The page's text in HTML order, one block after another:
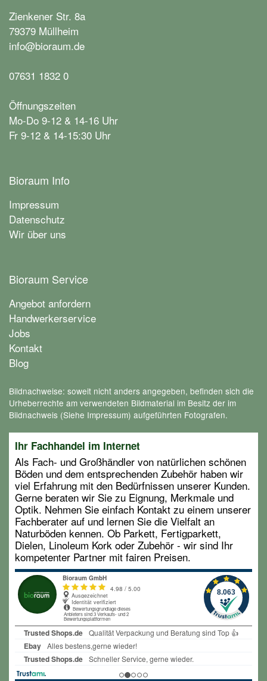
Zienkener Str. 8a
79379 Müllheim
info@bioraum.de
07631 1832 0
Öffnungszeiten
Mo-Do 9-12 & 14-16 Uhr
Fr 9-12 & 14-15:30 Uhr
Bioraum Info
Impressum
Datenschutz
Wir über uns
Bioraum Service
Angebot anfordern
Handwerkerservice
Jobs
Kontakt
Blog
Bildnachweise: soweit nicht anders angegeben, befinden sich die
Urheberrechte am verwendeten Bildmaterial im Besitz der im
Bildnachweis (Siehe Impressum) aufgeführten Fotografen.
Ihr Fachhandel im Internet
Als Fach- und Großhändler von natürlichen schönen
Böden und dem entsprechenden Zubehör haben wir
viel Erfahrung mit den Bedürfnissen unserer Kunden.
Gerne beraten wir Sie zu Eignung, Merkmale und
Optik. Nehmen Sie einfach Kontakt zu einem unserer
Fachberater auf und lernen Sie die Vielfalt an
Naturböden kennen. Ob Parkett, Fertigparkett,
Dielen, Linoleum Kork oder Zubehör - wir sind Ihr
kompetenter Partner mit fairen Preisen.